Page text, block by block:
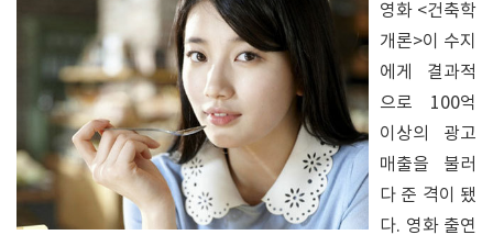
영화 <건축학
개론>이 수지
에게 결과적
으로 100억
이상의 광고
매출을 불러
다 준 격이 됐
다. 영화 출연